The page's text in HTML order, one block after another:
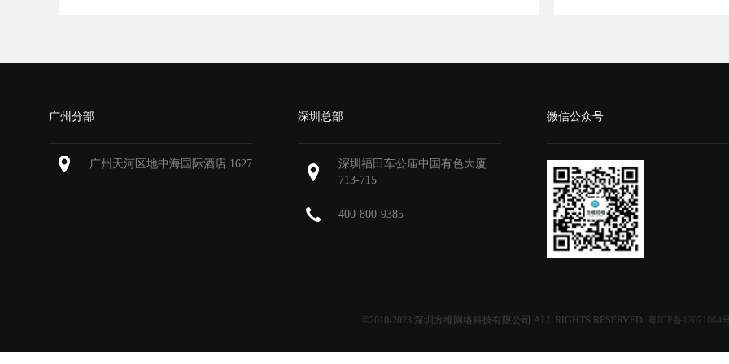
广州分部
广州天河区地中海国际酒店 1627
深圳总部
深圳福田车公庙中国有色大厦
713-715
400-800-9385
微信公众号
©2010-2023 深圳方维网络科技有限公司 ALL RIGHTS RESERVED. 粤ICP备12071064